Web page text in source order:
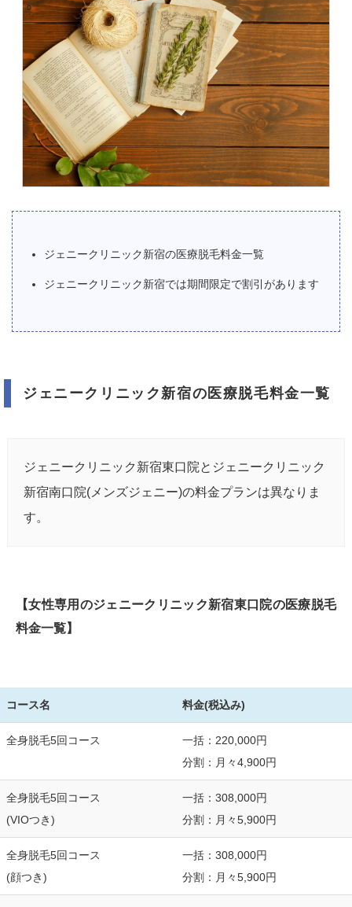
ジェニークリニック新宿の医療脱毛料金一覧
ジェニークリニック新宿では期間限定で割引があります
ジェニークリニック新宿の医療脱毛料金一覧
ジェニークリニック新宿東口院とジェニークリニック
新宿南口院(メンズジェニー)の料金プランは異なりま
す。
【女性専用のジェニークリニック新宿東口院の医療脱毛
料金一覧】
コース名 料金(税込み)
全身脱毛5回コース
一括：220,000円
分割：月々4,900円
全身脱毛5回コース
(VIOつき)
一括：308,000円
分割：月々5,900円
全身脱毛5回コース
(顔つき)
一括：308,000円
分割：月々5,900円